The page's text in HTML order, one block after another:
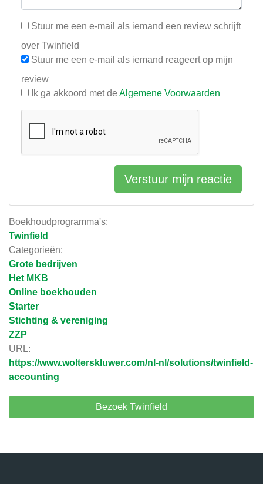
Boekhoudprogramma's:
Twinfield
Categorieën:
Grote bedrijven
Het MKB
Online boekhouden
Starter
Stichting & vereniging
ZZP
URL:
https://www.wolterskluwer.com/nl-nl/solutions/twinfield-
accounting
Bezoek Twinfield
Stuur me een e-mail als iemand een review schrijft
over Twinfield
Stuur me een e-mail als iemand reageert op mijn
review
Ik ga akkoord met de Algemene Voorwaarden
Verstuur mijn reactie